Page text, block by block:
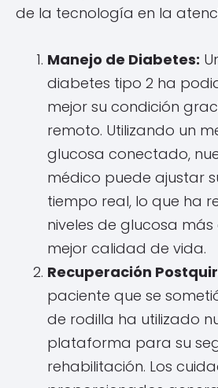
de la tecnología en la
Manejo de Diabetes:
diabetes tipo 2 ha
mejor su condición
remoto. Utilizando un
glucosa conectado,
médico puede ajustar
tiempo real, lo que ha
niveles de glucosa
mejor calidad de vida.
Recuperación
paciente que se
de rodilla ha utilizado
plataforma para su
rehabilitación. Los